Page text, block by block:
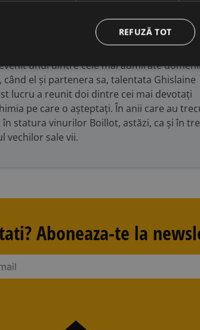
Boillot a venit înarmat cu unele dintre
patru generații de Boillots care au
pe care Louis le face din viile sale
complexitatea și senzualitatea lor
unul dintre cele mai admirate
el și partenera sa, talentata Ghislaine
lucru a reunit doi dintre cei mai devotați
pe care o așteptați. În anii care au
statura vinurilor Boillot, astăzi, ca și în
vechilor sale vii.
Aboneaza-te la
REFUZĂ TOT